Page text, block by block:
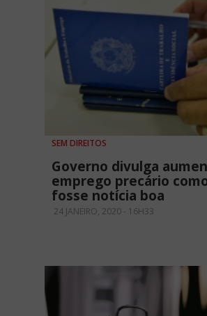
SEM DIREITOS
Governo divulga
emprego precário
fosse notícia boa
24 JANEIRO, 2020 - 16H33